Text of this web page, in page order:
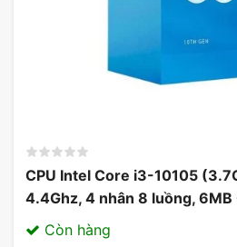
CPU Intel Core i3-10105
4.4Ghz, 4 nhân 8 luồng, 6MB
03/2025
Còn hàng